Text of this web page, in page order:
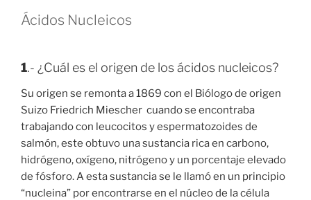
Ácidos Nucleicos
1.- ¿Cuál es el origen de los ácidos nucleicos?
Su origen se remonta a 1869 con el Biólogo de origen
Suizo Friedrich Miescher cuando se encontraba
trabajando con leucocitos y espermatozoides de
salmón, este obtuvo una sustancia rica en carbono,
hidrógeno, oxígeno, nitrógeno y un porcentaje elevado
de fósforo. A esta sustancia se le llamó en un principio
“nucleina” por encontrarse en el núcleo de la célula